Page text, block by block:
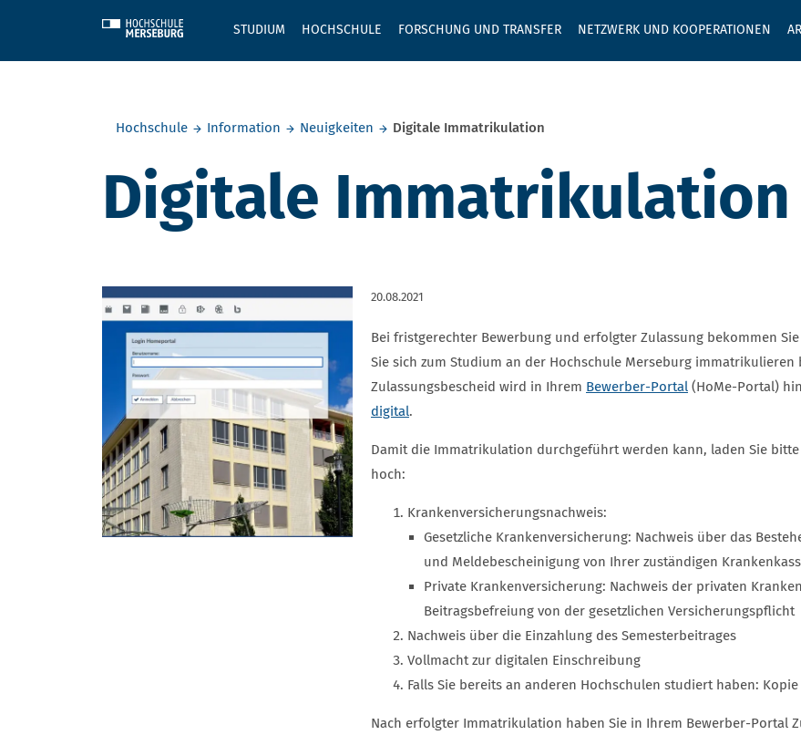
STUDIUM HOCHSCHULE FORSCHUNG UND TRANSFER NETZWERK UND KOOPERATIONEN
GEBEN
Hochschule
Information Neuigkeiten Digitale Immatrikulation
Digitale Immatrikulation
20.08.2021
Bei fristgerechter Bewerbung und erfolgter Zulassung bekommen
Sie sich zum Studium an der Hochschule Merseburg
Zulassungsbescheid wird in Ihrem Bewerber-Portal (HoMe-Portal)
digital.
Damit die Immatrikulation durchgeführt werden kann, laden Sie
hoch:
Krankenversicherungsnachweis:
Gesetzliche Krankenversicherung: Nachweis über das
und Meldebescheinigung von Ihrer zuständigen
Private Krankenversicherung: Nachweis der privaten
Beitragsbefreiung von der gesetzlichen Versicherungspflicht
Nachweis über die Einzahlung des Semesterbeitrages
Vollmacht zur digitalen Einschreibung
Falls Sie bereits an anderen Hochschulen studiert haben:
Nach erfolgter Immatrikulation haben Sie in Ihrem Bewerber-Portal